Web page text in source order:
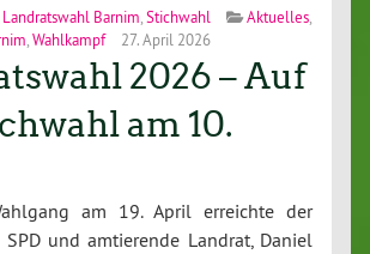
Landratswahl Barnim,Stichwahl Aktuelles,
,Wahlkampf 27. April 2026
2026 – Auf
am 10.
am 19. April erreichte der
und amtierende Landrat, Daniel